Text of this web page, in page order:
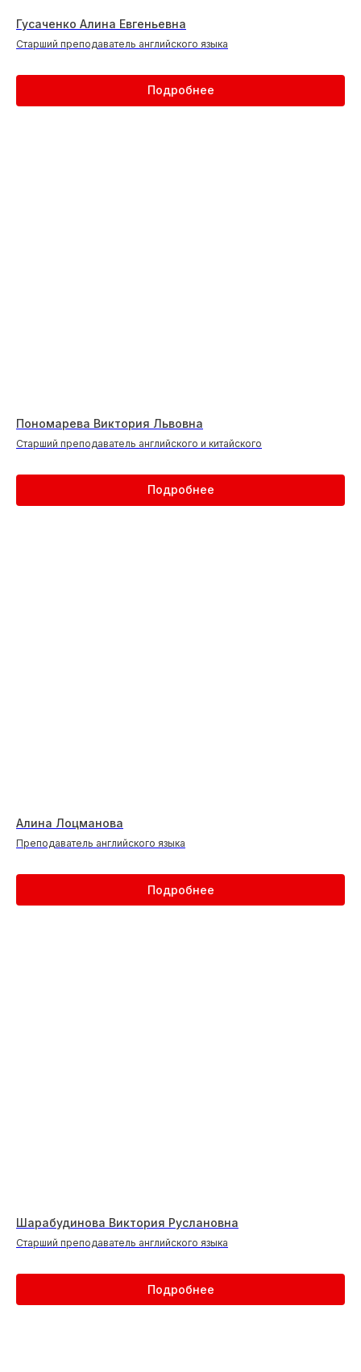
Гусаченко Алина Евгеньевна
Старший преподаватель английского языка
Подробнее
Пономарева Виктория Львовна
Старший преподаватель английского и китайского
Подробнее
Алина Лоцманова
Преподаватель английского языка
Подробнее
Шарабудинова Виктория Руслановна
Старший преподаватель английского языка
Подробнее